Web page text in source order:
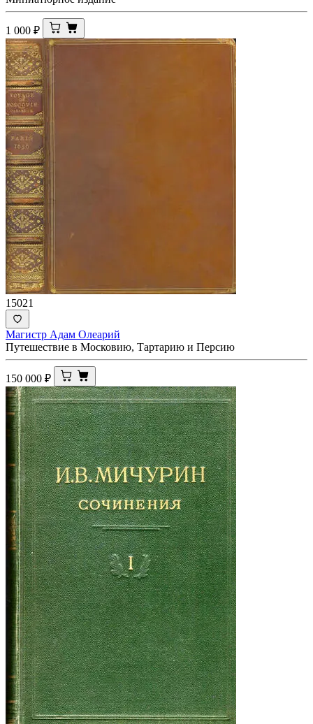
1 000 ₽
15021
Магистр Адам Олеарий
Путешествие в Московию, Тартарию и Персию
150 000 ₽